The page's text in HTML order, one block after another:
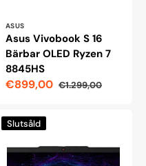
Leverantör:
ASUS
Asus Vivobook S 16
Bärbar OLED Ryzen 7
8845HS
Reapris
€899,00
Ordinarie
€1.299,00
Lenovo
LOQ
Essential
15ARP10
Slutsåld